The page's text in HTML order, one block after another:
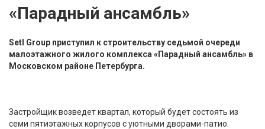
«Парадный ансамбль»
Setl Group приступил к строительству седьмой очереди
малоэтажного жилого комплекса «Парадный ансамбль» в
Московском районе Петербурга.
Застройщик возведет квартал, который будет состоять из
семи пятиэтажных корпусов с уютными дворами-патио.